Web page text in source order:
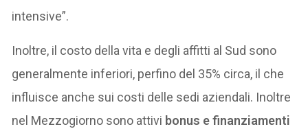
intensive”.
Inoltre, il costo della vita e degli affitti al Sud sono
generalmente inferiori, perfino del 35% circa, il che
influisce anche sui costi delle sedi aziendali. Inoltre
nel Mezzogiorno sono attivi bonus e finanziamenti